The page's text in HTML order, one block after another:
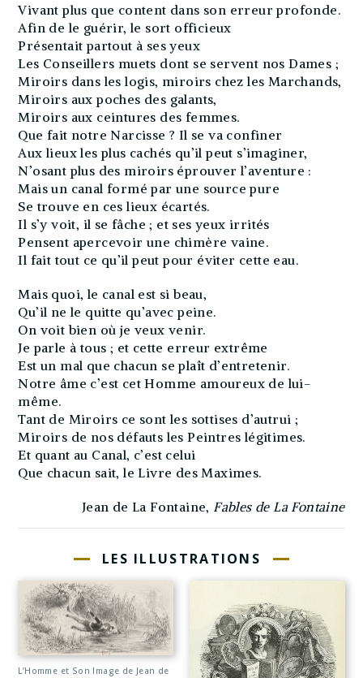
Vivant plus que content dans son erreur profonde.
Afin de le guérir, le sort officieux
Présentait partout à ses yeux
Les Conseillers muets dont se servent nos Dames ;
Miroirs dans les logis, miroirs chez les Marchands,
Miroirs aux poches des galants,
Miroirs aux ceintures des femmes.
Que fait notre Narcisse ? Il se va confiner
Aux lieux les plus cachés qu’il peut s’imaginer,
N’osant plus des miroirs éprouver l’aventure :
Mais un canal formé par une source pure
Se trouve en ces lieux écartés.
Il s’y voit, il se fâche ; et ses yeux irrités
Pensent apercevoir une chimère vaine.
Il fait tout ce qu’il peut pour éviter cette eau.
Mais quoi, le canal est si beau,
Qu’il ne le quitte qu’avec peine.
On voit bien où je veux venir.
Je parle à tous ; et cette erreur extrême
Est un mal que chacun se plaît d’entretenir.
Notre âme c’est cet Homme amoureux de lui-
même.
Tant de Miroirs ce sont les sottises d’autrui ;
Miroirs de nos défauts les Peintres légitimes.
Et quant au Canal, c’est celui
Que chacun sait, le Livre des Maximes.
Jean de La Fontaine, Fables de La Fontaine
LES ILLUSTRATIONS
L’Homme et Son Image de Jean de